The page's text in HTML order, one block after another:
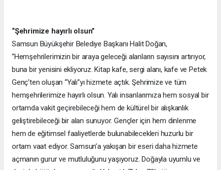
“Şehrimize hayırlı olsun”
Samsun Büyükşehir Belediye Başkanı Halit Doğan,
“Hemşehrilerimizin bir araya geleceği alanların sayısını artırıyor,
buna bir yenisini ekliyoruz. Kitap kafe, sergi alanı, kafe ve Petek
Genç’ten oluşan “Yalı”yı hizmete açtık. Şehrimize ve tüm
hemşehrilerimize hayırlı olsun. Yalı insanlarımıza hem sosyal bir
ortamda vakit geçirebileceği hem de kültürel bir alışkanlık
geliştirebileceği bir alan sunuyor. Gençler için hem dinlenme
hem de eğitimsel faaliyetlerde bulunabilecekleri huzurlu bir
ortam vaat ediyor. Samsun’a yakışan bir eseri daha hizmete
açmanın gurur ve mutluluğunu yaşıyoruz. Doğayla uyumlu ve